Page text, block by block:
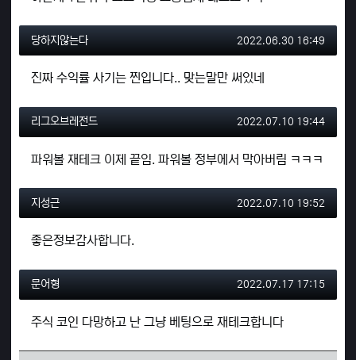
당하지않는다님의 댓글
당하지않는다 작성일
2022.06.30 16:49
진짜 수익률 사기는 찐입니다.. 맞는말만 써있네
리그오브레전드님의 댓글
리그오브레전드 작성일
2022.07.10 19:44
파워볼 재테크 이제 끝임. 파워볼 정부에서 막아버림 ㅋㅋㅋ
지성근님의 댓글
지성근 작성일
2022.07.10 19:52
좋은정보감사합니다.
문어형님의 댓글
문어형 작성일
2022.07.17 17:15
주식 코인 다망하고 난 그냥 베팅으로 재테크합니다